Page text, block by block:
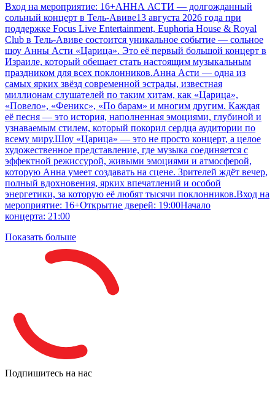
Вход на мероприятие: 16+АННА АСТИ — долгожданный
сольный концерт в Тель-Авиве13 августа 2026 года при
поддержке Focus Live Entertainment, Euphoria House & Royal
Club в Тель-Авиве состоится уникальное событие — сольное
шоу Анны Асти «Царица». Это её первый большой концерт в
Израиле, который обещает стать настоящим музыкальным
праздником для всех поклонников.Анна Асти — одна из
самых ярких звёзд современной эстрады, известная
миллионам слушателей по таким хитам, как «Царица»,
«Повело», «Феникс», «По барам» и многим другим. Каждая
её песня — это история, наполненная эмоциями, глубиной и
узнаваемым стилем, который покорил сердца аудитории по
всему миру.Шоу «Царица» — это не просто концерт, а целое
художественное представление, где музыка соединяется с
эффектной режиссурой, живыми эмоциями и атмосферой,
которую Анна умеет создавать на сцене. Зрителей ждёт вечер,
полный вдохновения, ярких впечатлений и особой
энергетики, за которую её любят тысячи поклонников.Вход на
мероприятие: 16+Открытие дверей: 19:00Начало
концерта: 21:00
Показать больше
Подпишитесь на нас